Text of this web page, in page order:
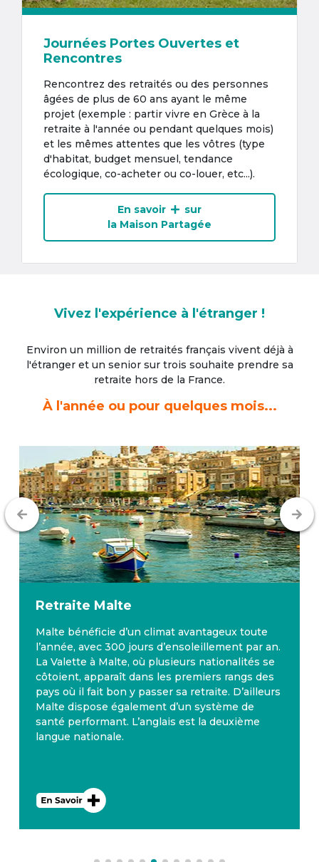
Journées Portes Ouvertes et
Rencontres
Rencontrez des retraités ou des personnes
âgées de plus de 60 ans ayant le même
projet (exemple : partir vivre en Grèce à la
retraite à l'année ou pendant quelques mois)
et les mêmes attentes que les vôtres (type
d'habitat, budget mensuel, tendance
écologique, co-acheter ou co-louer, etc...).
En savoir
sur
la Maison Partagée
Vivez l'expérience à l'étranger !
Environ un million de retraités français vivent déjà à
l'étrangeret un senior sur trois souhaite prendre sa
retraite hors de la France.
À l'année ou pour quelques mois...
Retraite Malte
Malte bénéficie d’un climat avantageux toute
l’année, avec 300 jours d’ensoleillement par an.
La Valette à Malte, où plusieurs nationalités se
côtoient, apparaît dans les premiers rangs des
pays où il fait bon y passer sa retraite. D’ailleurs
Malte dispose également d’un système de
santé performant. L’anglais est la deuxième
langue nationale.